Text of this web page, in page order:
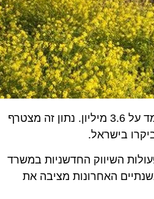
לפי נתוני משרד התיירות, נשבר היום (ו') שיא כל הזמנים בכניסות תיירים לישראל, שנרשם בסוף 2017 ועמד על 3.6 מיליון. נתון זה מצטרף
בישראל.
השיווק החדשניות במשרד
אחוזים בשנתיים האחרונות מציבה את